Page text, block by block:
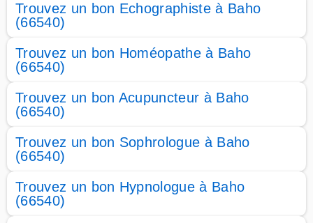
Trouvez un bon Echographiste à Baho
(66540)
Trouvez un bon Homéopathe à Baho
(66540)
Trouvez un bon Acupuncteur à Baho
(66540)
Trouvez un bon Sophrologue à Baho
(66540)
Trouvez un bon Hypnologue à Baho
(66540)